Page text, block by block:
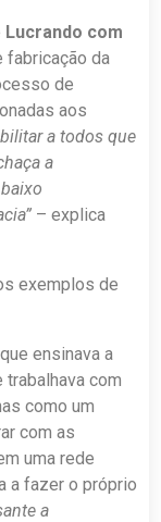
Lucrando com
fabricação da
de
aos
a todos que
a
– explica
exemplos de
ensinava a
trabalhava com
como um
com as
uma rede
a fazer o próprio
a